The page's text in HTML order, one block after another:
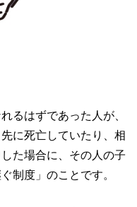
るはずであった人が、
に死亡していたり、相
た場合に、その人の子
制度」のことです。